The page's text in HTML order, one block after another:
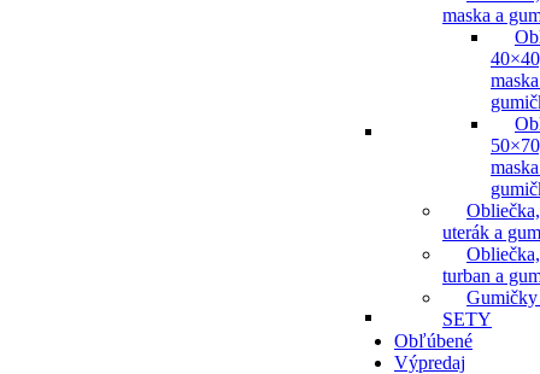
maska a
Obliečka,
uterák a
Obliečka,
turban a
SETY
Obľúbené
Výpredaj